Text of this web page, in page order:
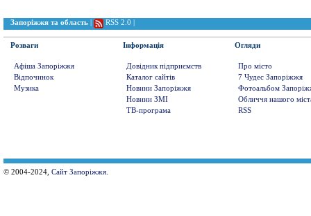
Запоріжжя та область RSS 2.0
Розваги
Афіша Запоріжжя
Відпочинок
Музика
Інформація
Довідник підприємств
Каталог сайтів
Новини Запоріжжя
Новини ЗМІ
ТВ-програма
Огляди
Про місто
7 Чудес Запоріжжя
Фотоальбом
Обличчя нашого
RSS
© 2004-2024, Сайт Запоріжжя